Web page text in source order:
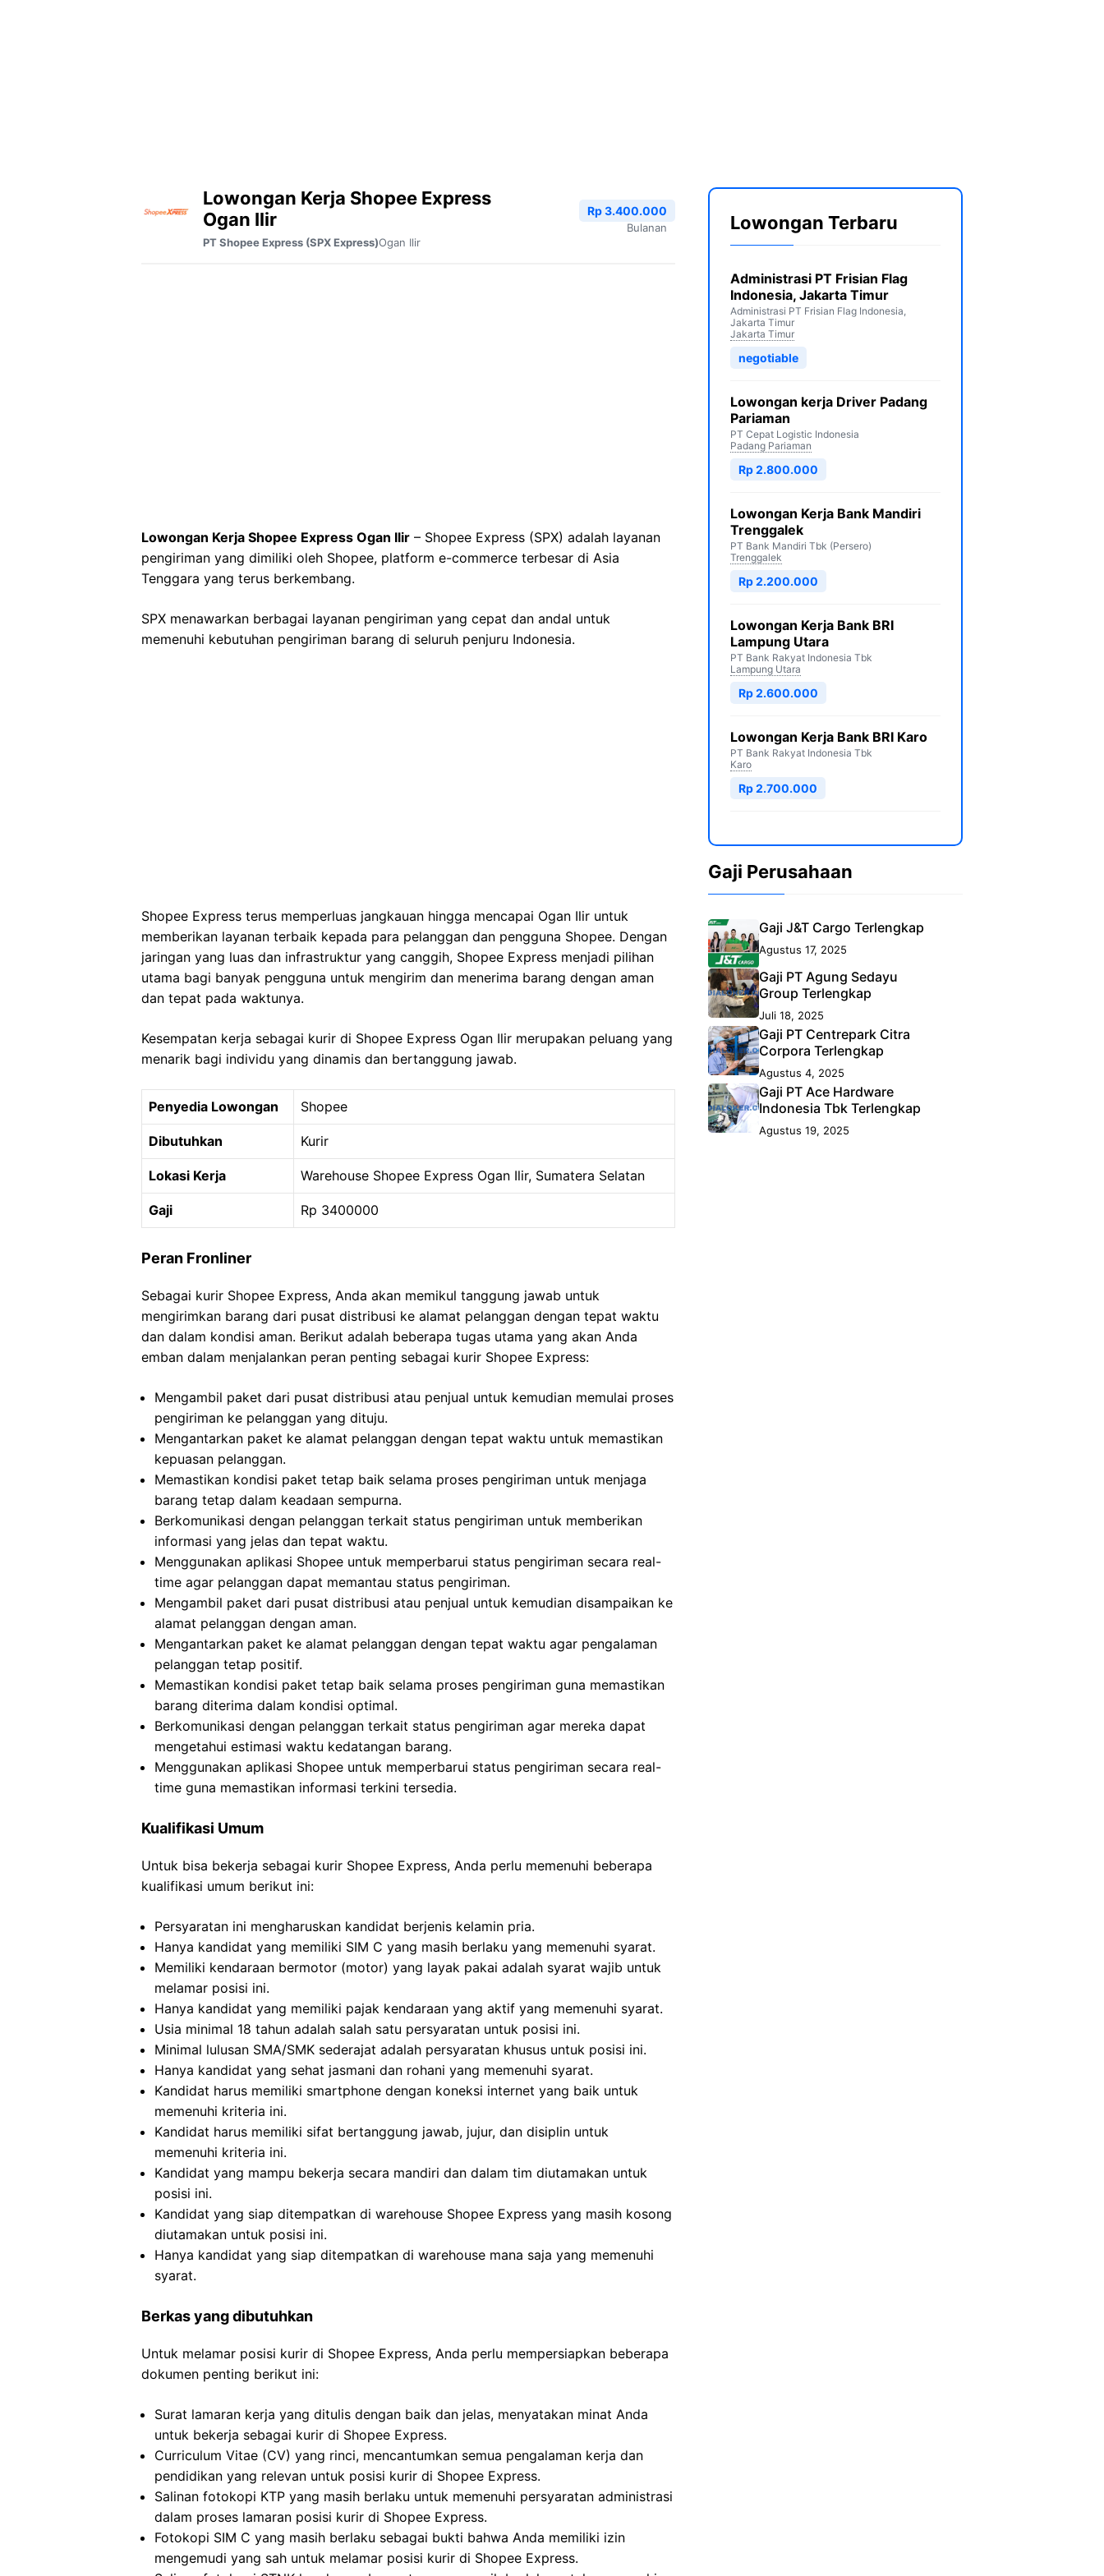
Lowongan Kerja Shopee Express
Ogan Ilir
PT Shopee Express (SPX Express)Ogan Ilir
Rp 3.400.000
Bulanan
Lowongan Kerja Shopee Express Ogan Ilir – Shopee Express (SPX) adalah layanan
pengiriman yang dimiliki oleh Shopee, platform e-commerce terbesar di Asia
Tenggara yang terus berkembang.
SPX menawarkan berbagai layanan pengiriman yang cepat dan andal untuk
memenuhi kebutuhan pengiriman barang di seluruh penjuru Indonesia.
Shopee Express terus memperluas jangkauan hingga mencapai Ogan Ilir untuk
memberikan layanan terbaik kepada para pelanggan dan pengguna Shopee. Dengan
jaringan yang luas dan infrastruktur yang canggih, Shopee Express menjadi pilihan
utama bagi banyak pengguna untuk mengirim dan menerima barang dengan aman
dan tepat pada waktunya.
Kesempatan kerja sebagai kurir di Shopee Express Ogan Ilir merupakan peluang yang
menarik bagi individu yang dinamis dan bertanggung jawab.
Penyedia Lowongan Shopee
Dibutuhkan Kurir
Lokasi Kerja Warehouse Shopee Express Ogan Ilir, Sumatera Selatan
Gaji Rp 3400000
Peran Fronliner
Sebagai kurir Shopee Express, Anda akan memikul tanggung jawab untuk
mengirimkan barang dari pusat distribusi ke alamat pelanggan dengan tepat waktu
dan dalam kondisi aman. Berikut adalah beberapa tugas utama yang akan Anda
emban dalam menjalankan peran penting sebagai kurir Shopee Express:
Mengambil paket dari pusat distribusi atau penjual untuk kemudian memulai proses
pengiriman ke pelanggan yang dituju.
Mengantarkan paket ke alamat pelanggan dengan tepat waktu untuk memastikan
kepuasan pelanggan.
Memastikan kondisi paket tetap baik selama proses pengiriman untuk menjaga
barang tetap dalam keadaan sempurna.
Berkomunikasi dengan pelanggan terkait status pengiriman untuk memberikan
informasi yang jelas dan tepat waktu.
Menggunakan aplikasi Shopee untuk memperbarui status pengiriman secara real-
time agar pelanggan dapat memantau status pengiriman.
Mengambil paket dari pusat distribusi atau penjual untuk kemudian disampaikan ke
alamat pelanggan dengan aman.
Mengantarkan paket ke alamat pelanggan dengan tepat waktu agar pengalaman
pelanggan tetap positif.
Memastikan kondisi paket tetap baik selama proses pengiriman guna memastikan
barang diterima dalam kondisi optimal.
Berkomunikasi dengan pelanggan terkait status pengiriman agar mereka dapat
mengetahui estimasi waktu kedatangan barang.
Menggunakan aplikasi Shopee untuk memperbarui status pengiriman secara real-
time guna memastikan informasi terkini tersedia.
Kualifikasi Umum
Untuk bisa bekerja sebagai kurir Shopee Express, Anda perlu memenuhi beberapa
kualifikasi umum berikut ini:
Persyaratan ini mengharuskan kandidat berjenis kelamin pria.
Hanya kandidat yang memiliki SIM C yang masih berlaku yang memenuhi syarat.
Memiliki kendaraan bermotor (motor) yang layak pakai adalah syarat wajib untuk
melamar posisi ini.
Hanya kandidat yang memiliki pajak kendaraan yang aktif yang memenuhi syarat.
Usia minimal 18 tahun adalah salah satu persyaratan untuk posisi ini.
Minimal lulusan SMA/SMK sederajat adalah persyaratan khusus untuk posisi ini.
Hanya kandidat yang sehat jasmani dan rohani yang memenuhi syarat.
Kandidat harus memiliki smartphone dengan koneksi internet yang baik untuk
memenuhi kriteria ini.
Kandidat harus memiliki sifat bertanggung jawab, jujur, dan disiplin untuk
memenuhi kriteria ini.
Kandidat yang mampu bekerja secara mandiri dan dalam tim diutamakan untuk
posisi ini.
Kandidat yang siap ditempatkan di warehouse Shopee Express yang masih kosong
diutamakan untuk posisi ini.
Hanya kandidat yang siap ditempatkan di warehouse mana saja yang memenuhi
syarat.
Berkas yang dibutuhkan
Untuk melamar posisi kurir di Shopee Express, Anda perlu mempersiapkan beberapa
dokumen penting berikut ini:
Surat lamaran kerja yang ditulis dengan baik dan jelas, menyatakan minat Anda
untuk bekerja sebagai kurir di Shopee Express.
Curriculum Vitae (CV) yang rinci, mencantumkan semua pengalaman kerja dan
pendidikan yang relevan untuk posisi kurir di Shopee Express.
Salinan fotokopi KTP yang masih berlaku untuk memenuhi persyaratan administrasi
dalam proses lamaran posisi kurir di Shopee Express.
Fotokopi SIM C yang masih berlaku sebagai bukti bahwa Anda memiliki izin
mengemudi yang sah untuk melamar posisi kurir di Shopee Express.
Lowongan Terbaru
Administrasi PT Frisian Flag
Indonesia, Jakarta Timur
Administrasi PT Frisian Flag Indonesia,
Jakarta Timur
Jakarta Timur
negotiable
Lowongan kerja Driver Padang
Pariaman
PT Cepat Logistic Indonesia
Padang Pariaman
Rp 2.800.000
Lowongan Kerja Bank Mandiri
Trenggalek
PT Bank Mandiri Tbk (Persero)
Trenggalek
Rp 2.200.000
Lowongan Kerja Bank BRI
Lampung Utara
PT Bank Rakyat Indonesia Tbk
Lampung Utara
Rp 2.600.000
Lowongan Kerja Bank BRI Karo
PT Bank Rakyat Indonesia Tbk
Karo
Rp 2.700.000
Gaji Perusahaan
Gaji J&T Cargo Terlengkap
Agustus 17, 2025
Gaji PT Agung Sedayu
Group Terlengkap
Juli 18, 2025
Gaji PT Centrepark Citra
Corpora Terlengkap
Agustus 4, 2025
Gaji PT Ace Hardware
Indonesia Tbk Terlengkap
Agustus 19, 2025